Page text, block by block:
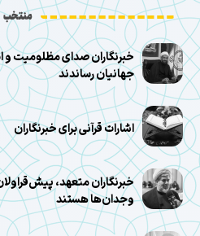
منتخب
خبرنگاران صدای مظلومیت و
جهانیان رساندند
اشارات قرآنی برای خبرنگاران
خبرنگاران متعهد،
وجدان‌ها هستند